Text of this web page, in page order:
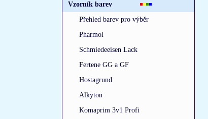
Vzorník barev
Přehled barev pro výběr
Pharmol
Schmiedeeisen Lack
Fertene GG a GF
Hostagrund
Alkyton
Komaprim 3v1 Profi